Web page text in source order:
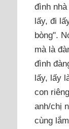
đình
lấy, đi
bòng".
mà là
đình
lấy, lấy
con
anh/chị
cùng